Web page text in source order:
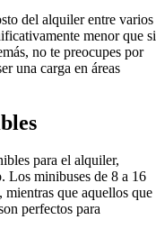
del alquiler entre varios
menor que si
no te preocupes por
una carga en áreas
para el alquiler,
Los minibuses de 8 a 16
mientras que aquellos que
perfectos para